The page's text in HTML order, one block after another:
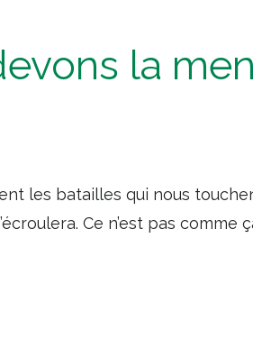
la
les batailles qui nous
Ce n’est pas comme